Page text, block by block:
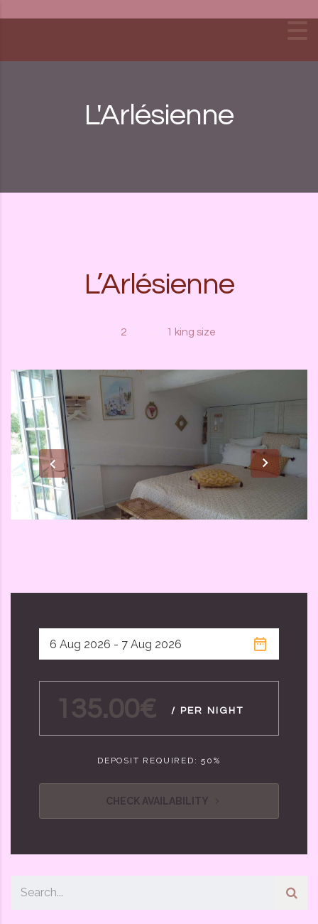
L'Arlésienne
L’Arlésienne
2 1 king size
135.00€ / PER NIGHT
DEPOSIT REQUIRED: 50%
CHECK AVAILABILITY